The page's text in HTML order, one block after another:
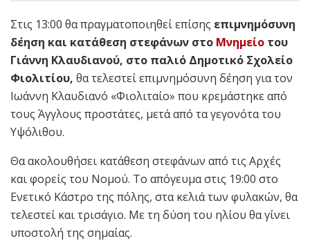
Στις 13:00 θα πραγματοποιηθεί επίσης επιμνημόσυνη
δέηση και κατάθεση στεφάνων στο Μνημείο του
Γιάννη Κλαυδιανού, στο παλιό Δημοτικό Σχολείο
Φιολιτίου, θα τελεστεί επιμνημόσυνη δέηση για τον
Ιωάννη Κλαυδιανό «Φιολιταίο» που κρεμάστηκε από
τους Άγγλους προστάτες, μετά από τα γεγονότα του
Υψόλιθου.
Θα ακολουθήσει κατάθεση στεφάνων από τις Αρχές
και φορείς του Νομού. Το απόγευμα στις 19:00 στο
Ενετικό Κάστρο της πόλης, στα κελιά των φυλακών, θα
τελεστεί και τρισάγιο. Με τη δύση του ηλίου θα γίνει
υποστολή της σημαίας.